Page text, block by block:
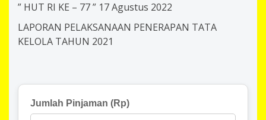
” HUT RI KE – 77 ” 17 Agustus 2022
LAPORAN PELAKSANAAN PENERAPAN TATA
KELOLA TAHUN 2021
Jumlah Pinjaman (Rp)